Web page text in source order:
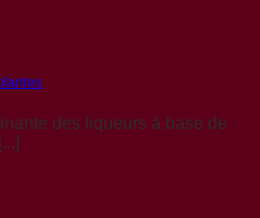
des liqueurs à base de